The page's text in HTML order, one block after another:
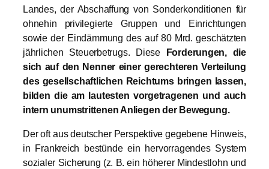
Landes, der Abschaffung von Sonderkonditionen für
ohnehin privilegierte Gruppen und Einrichtungen
sowie der Eindämmung des auf 80 Mrd. geschätzten
jährlichen Steuerbetrugs. Diese Forderungen, die
sich auf den Nenner einer gerechteren Verteilung
des gesellschaftlichen Reichtums bringen lassen,
bilden die am lautesten vorgetragenen und auch
intern unumstrittenen Anliegen der Bewegung.
Der oft aus deutscher Perspektive gegebene Hinweis,
in Frankreich bestünde ein hervorragendes System
sozialer Sicherung (z. B. ein höherer Mindestlohn und